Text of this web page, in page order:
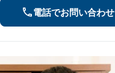
電話でお問い合わせ